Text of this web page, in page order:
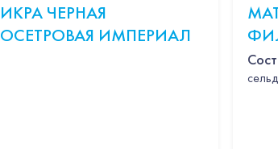
ИКРА ЧЕРНАЯ
ОСЕТРОВАЯ ИМПЕРИАЛ